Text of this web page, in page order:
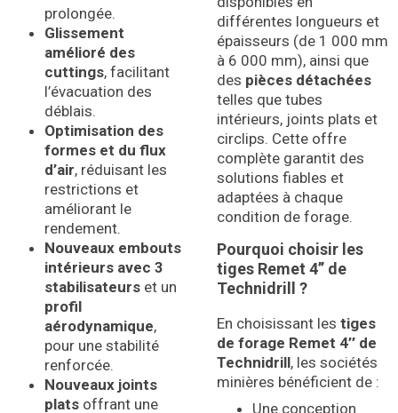
prolongée.
Glissement
amélioré des
cuttings, facilitant
l’évacuation des
déblais.
Optimisation des
formes et du flux
d’air, réduisant les
restrictions et
améliorant le
rendement.
Nouveaux embouts
intérieurs avec 3
stabilisateurs et un
profil
aérodynamique,
pour une stabilité
renforcée.
Nouveaux joints
plats offrant une
différentes longueurs et
épaisseurs (de 1 000 mm
à 6 000 mm), ainsi que
des pièces détachées
telles que tubes
intérieurs, joints plats et
circlips. Cette offre
complète garantit des
solutions fiables et
adaptées à chaque
condition de forage.
Pourquoi choisir les
tiges Remet 4’’ de
Technidrill ?
En choisissant les tiges
de forage Remet 4’’ de
Technidrill, les sociétés
minières bénéficient de :
Une conception